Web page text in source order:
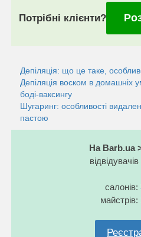
Потрібні клієнти?
Депіляція: що це таке,
Депіляція воском в домашніх
боді-ваксингу
Шугаринг: особливості
пастою
На Barb.ua
салонів:
майстрів: